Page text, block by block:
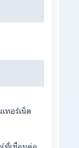
ทอร์เน็ต